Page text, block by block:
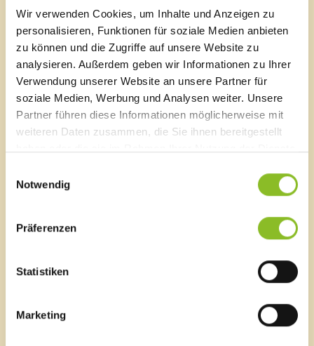
Wir verwenden Cookies, um Inhalte und Anzeigen zu
personalisieren, Funktionen für soziale Medien anbieten
zu können und die Zugriffe auf unsere Website zu
analysieren. Außerdem geben wir Informationen zu Ihrer
Verwendung unserer Website an unsere Partner für
soziale Medien, Werbung und Analysen weiter. Unsere
Partner führen diese Informationen möglicherweise mit
weiteren Daten zusammen, die Sie ihnen bereitgestellt
Notwendig
Präferenzen
Statistiken
Marketing
Um den Austausch nachhaltig zu fördern, sind
zukünftig zweimal jährlich stattfindende
Vernetzungstreffen sowie eine jährliche Exkursion an
innovative Orte geplant. So soll ein kontinuierlicher
Dialog gewährleistet und das Netzwerk der Akteurinnen
und Akteure weiter gestärkt werden.
Ein Netzwerk, das wächst: Gestalten Sie mit!
Der erfolgreiche Auftakt markiert den Beginn eines
Lerngemeinschaft steht weiteren engagierten Personen
gemeindeübergreifenden Austausch beteiligen
Informationen an Frau Mag. Claudia Marte
(claudia.marte@imwalgau.at) wenden, um Teil dieser